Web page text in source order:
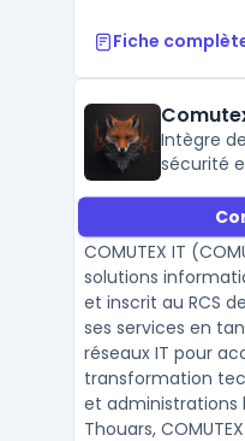
Fiche
Intègre
sécurité
COMUTEX IT
solutions
et inscrit au RCS
ses services en
réseaux IT pour
transformation
et administrations
Thouars, COMUTEX